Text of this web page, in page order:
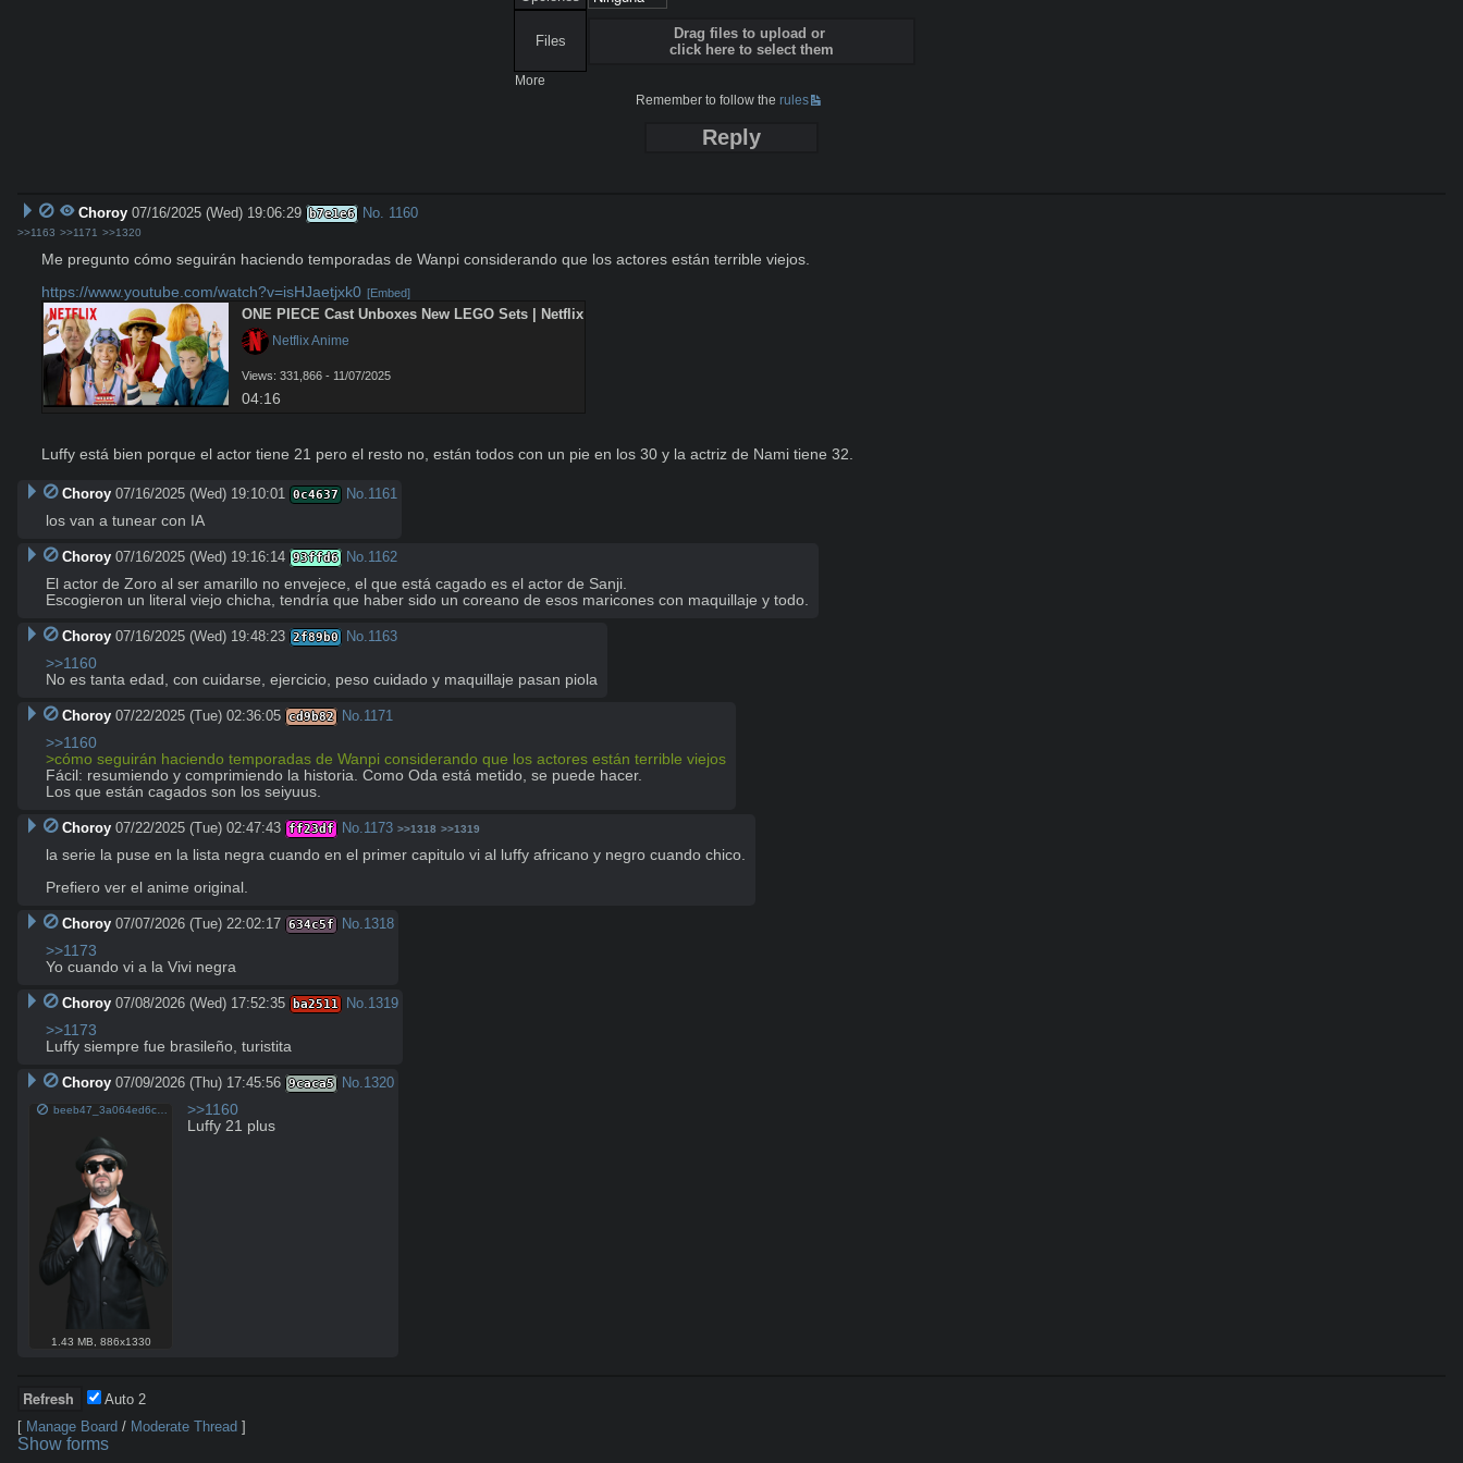
Files
Drag files to upload or
click here to select them
More
Remember to follow therules
Reply
Choroy 07/16/2025 (Wed) 19:06:29 b7e1e6 No. 1160
>>1163 >>1171 >>1320
Me pregunto cómo seguirán haciendo temporadas de Wanpi considerando que los actores están terrible viejos.
https://www.youtube.com/watch?v=isHJaetjxk0 [Embed]
ONE PIECE Cast Unboxes New LEGO Sets | Netflix
Netflix Anime
Views: 331,866 - 11/07/2025
04:16
Luffy está bien porque el actor tiene 21 pero el resto no, están todos con un pie en los 30 y la actriz de Nami tiene 32.
Choroy 07/16/2025 (Wed) 19:10:01 0c4637 No. 1161
los van a tunear con IA
Choroy 07/16/2025 (Wed) 19:16:14 93ffd6 No. 1162
El actor de Zoro al ser amarillo no envejece, el que está cagado es el actor de Sanji.
Escogieron un literal viejo chicha, tendría que haber sido un coreano de esos maricones con maquillaje y todo.
Choroy 07/16/2025 (Wed) 19:48:23 2f89b0 No. 1163
>>1160
No es tanta edad, con cuidarse, ejercicio, peso cuidado y maquillaje pasan piola
Choroy 07/22/2025 (Tue) 02:36:05 cd9b82 No. 1171
>>1160
>cómo seguirán haciendo temporadas de Wanpi considerando que los actores están terrible viejos
Fácil: resumiendo y comprimiendo la historia. Como Oda está metido, se puede hacer.
Los que están cagados son los seiyuus.
Choroy 07/22/2025 (Tue) 02:47:43 ff23df No. 1173 >>1318 >>1319
la serie la puse en la lista negra cuando en el primer capitulo vi al luffy africano y negro cuando chico.
Prefiero ver el anime original.
Choroy 07/07/2026 (Tue) 22:02:17 634c5f No. 1318
>>1173
Yo cuando vi a la Vivi negra
Choroy 07/08/2026 (Wed) 17:52:35 ba2511 No. 1319
>>1173
Luffy siempre fue brasileño, turistita
Choroy 07/09/2026 (Thu) 17:45:56 9caca5 No. 1320
1.43 MB 886x1330
>>1160
Luffy 21 plus
Auto 1
[ Manage Board / Moderate Thread ]
Show forms